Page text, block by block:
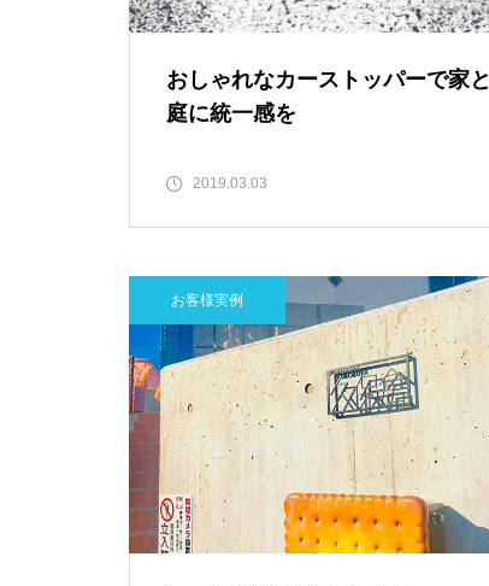
おしゃれなカーストッパーで家と
庭に統一感を
2019.03.03
お客様実例